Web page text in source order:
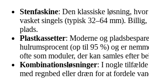
Stenfaskine: Den klassiske løsning,
vasket singels (typisk 32–64 mm).
plads.
Plastkassetter: Moderne og
hulrumsprocent (op til 95 %) og er
ofte som moduler, der kan samles efter
Kombinationsløsninger: I nogle tilfælde
med regnbed eller dræn for at fordele